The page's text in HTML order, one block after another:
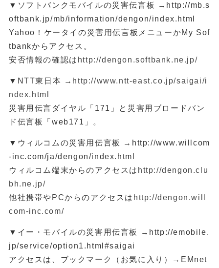
▼ソフトバンクモバイルの災害伝言板 →http://mb.s
oftbank.jp/mb/information/dengon/index.html
Yahoo！ケータイの災害用伝言板メニューかMy Sof
tbankからアクセス。
安否情報の確認は http://dengon.softbank.ne.jp/
▼NTT東日本 → http://www.ntt-east.co.jp/saigai/i
ndex.html
災害用伝言ダイヤル「171」と災害用ブロードバン
ド伝言板「web171」。
▼ウィルコムの災害用伝言板 →http://www.willcom
-inc.com/ja/dengon/index.html
ウィルコム端末からのアクセスは http://dengon.clu
bh.ne.jp/
他社携帯やPCからのアクセスは http://dengon.will
com-inc.com/
▼イー・モバイルの災害用伝言板 →http://emobile.
jp/service/option1.html#saigai
アクセスは、ブックマーク（お気に入り）→EMnet